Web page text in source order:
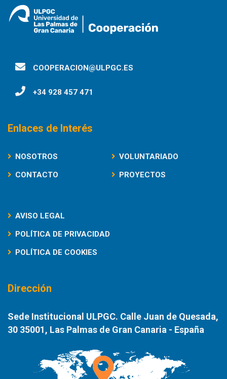
COOPERACION@ULPGC.ES
+34 928 457 471
Enlaces de Interés
NOSOTROS
VOLUNTARIADO
CONTACTO
PROYECTOS
AVISO LEGAL
POLÍTICA DE PRIVACIDAD
POLÍTICA DE COOKIES
Dirección
Sede Institucional ULPGC. Calle Juan de Quesada,
30 35001, Las Palmas de Gran Canaria - España